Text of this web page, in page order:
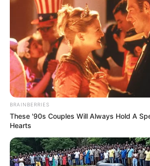
BRAINBERRIES
These '90s Couples Will Always Hold A
Hearts